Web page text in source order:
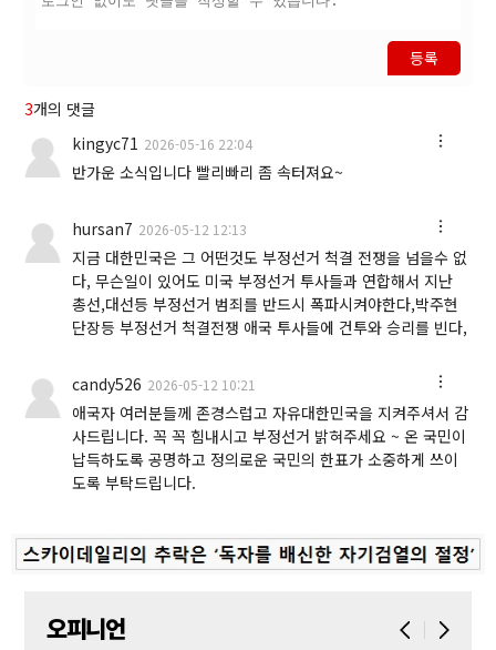
등록
3개의 댓글
kingyc71 2026-05-16 22:04
반가운 소식입니다 빨리빠리 좀 속터져요~
hursan7 2026-05-12 12:13
지금 대한민국은 그 어떤것도 부정선거 척결 전쟁을 넘을수 없
다, 무슨일이 있어도 미국 부정선거 투사들과 연합해서 지난
총선,대선등 부정선거 범죄를 반드시 폭파시켜야한다,박주현
단장등 부정선거 척결전쟁 애국 투사들에 건투와 승리를 빈다,
candy526 2026-05-12 10:21
애국자 여러분들께 존경스럽고 자유대한민국을 지켜주셔서 감
사드립니다. 꼭 꼭 힘내시고 부정선거 밝혀주세요 ~ 온 국민이
납득하도록 공명하고 정의로운 국민의 한표가 소중하게 쓰이
도록 부탁드립니다.
오피니언